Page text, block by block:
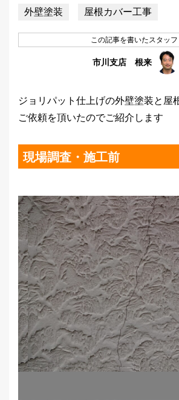
外壁塗装 屋根カバー工事
この記事を書いたスタッフ
市川支店 根来
ジョリパット仕上げの外壁塗装と屋
ご依頼を頂いたのでご紹介します
現場調査・施工前